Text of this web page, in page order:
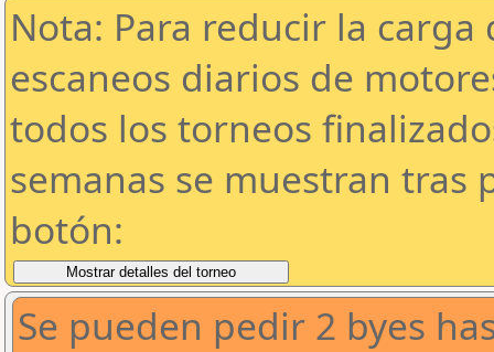
Nota: Para reducir la
escaneos diarios de
todos los torneos
semanas se muestran tras
botón:
Se pueden pedir 2 byes